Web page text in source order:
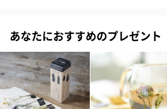
メディア紹介実績も◎
おしゃれな見た目と素敵な香りが話題と
紹介されています。
中でも2016年12月26日にVOGUE JAPAN
あなたにおすすめのプレゼント